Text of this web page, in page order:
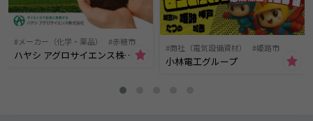
メーカー（化学・薬品） 赤穂市
ハヤシ アグロサイエンス株式会社
商社（電気設備資材） 姫路市
小林電工グループ